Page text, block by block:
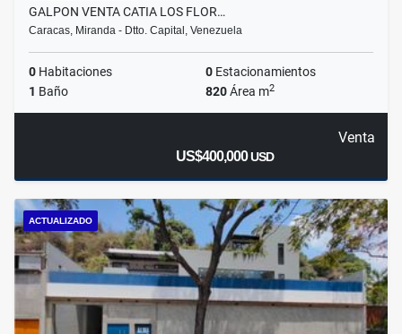
GALPON VENTA CATIA LOS FLOR…
Caracas, Miranda - Dtto. Capital, Venezuela
0 Habitaciones 0 Estacionamientos
1 Baño 820Área m2
Venta
US$400,000USD
ACTUALIZADO